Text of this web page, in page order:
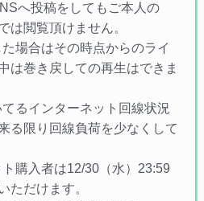
へ投稿をしてもご本人の
は閲覧頂けません。
場合はその時点からのライ
は巻き戻しての再生はできま
るインターネット回線状況
る限り回線負荷を少なくして
購入者は12/30（水）23:59
ただけます。